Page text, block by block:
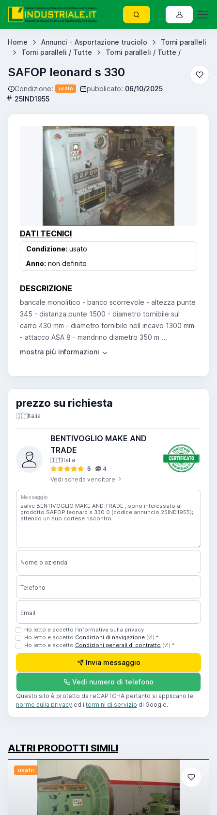
Home Annunci - Asportazione truciolo
Torni paralleli
Torni paralleli / Tutte
Torni paralleli / Tutte /
SAFOP leonard s 330
Condizione: usato pubblicato: 06/10/2025
25IND1955
DATI TECNICI
Condizione: usato
Anno: non definito
DESCRIZIONE
bancale monolitico - banco scorrevole - altezza punte
345 - distanza punte 1500 - diametro tornibile sul
carro 430 mm - diametro tornibile nell incavo 1300 mm
- attacco ASA 8 - mandrino diametro 350 m ...
prezzo su richiesta
🇮🇹Italia
BENTIVOGLIO MAKE AND
TRADE
🇮🇹Italia
5
4
Vedi scheda venditore
Messaggio
Nome o azienda
Telefono
Email
Ho letto e accetto l’informativa sulla privacy
Ho letto e accetto Condizioni di navigazione (v1) *
Ho letto e accetto Condizioni generali di contratto (v1) *
Invia messaggio
Vedi numero di telefono
Questo sito è protetto da reCAPTCHA pertanto si applicano le
norme sulla privacy ed i termini di servizio di Google.
ALTRI PRODOTTI SIMILI
usato